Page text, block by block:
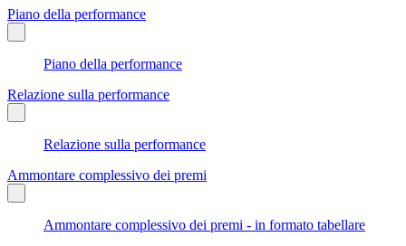
Piano della performance
Piano della performance
Relazione sulla performance
Relazione sulla performance
Ammontare complessivo dei premi
Ammontare complessivo dei premi - in formato tabellare